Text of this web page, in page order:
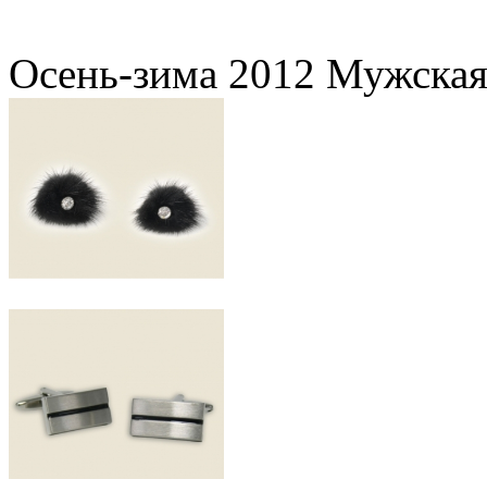
Осень-зима 2012